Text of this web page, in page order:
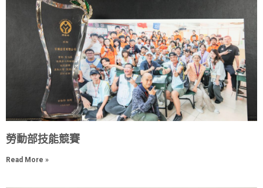
勞動部技能競賽
Read More »